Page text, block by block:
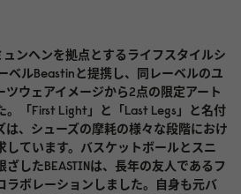
ュンヘンを拠点とするライフスタイルシ
ベルBeastinと提携し、同レーベルのユ
ウェアイメージから2点の限定アート
。「First Light」と「Last Legs」と名付
は、シューズの摩耗の様々な段階におけ
しています。バスケットボールとスニ
したBEASTINは、長年の友人であるフ
ラボレーションしました。自身も元バ